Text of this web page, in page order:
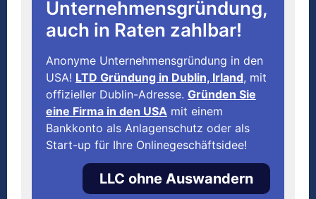
Unternehmensgründung,
auch in Raten zahlbar!
Anonyme Unternehmensgründung in den
USA! LTD Gründung in Dublin, Irland, mit
offizieller Dublin-Adresse. Gründen Sie
eine Firma in den USA mit einem
Bankkonto als Anlagenschutz oder als
Start-up für Ihre Onlinegeschäftsidee!
LLC ohne Auswandern